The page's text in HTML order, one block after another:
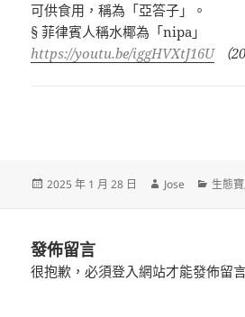
可供食用，稱為「亞答子」。
§ 菲律賓人稱水椰為「nipa」
https://youtu.be/iggHVXtJ16U（
發
2025 年 1 月 28 日
作
Jose
分
生態
發佈留言
很抱歉，必須登入網站才能發佈留